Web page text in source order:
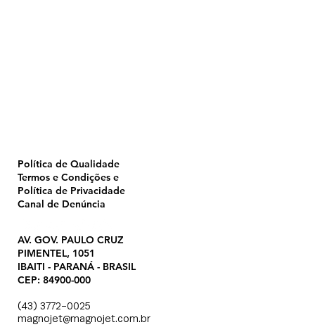
Política de Qualidade
Termos e Condições e
Política de Privacidade
Canal de Denúncia
AV. GOV. PAULO CRUZ
PIMENTEL, 1051
IBAITI - PARANÁ - BRASIL
CEP: 84900-000
(43) 3772-0025
magnojet@magnojet.com.br